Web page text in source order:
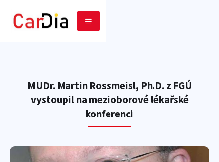
MUDr. Martin Rossmeisl, Ph.D. z FGÚ
vystoupil na mezioborové lékařské
konferenci